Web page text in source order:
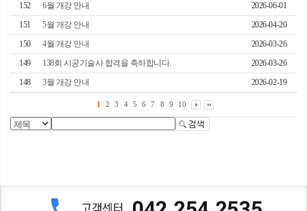
152
6월 개강 안내
2026-06-01
151
5월 개강 안내
2026-04-20
150
4월 개강 안내
2026-03-26
149
138회 시공기술사 합격을 축하합니다.
2026-03-26
148
3월 개강 안내 2026-02-19
1 2 3 4 5 6 7 8 9 10